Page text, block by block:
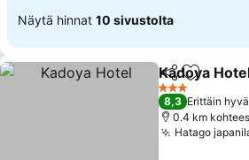
Näytä hinnat 10 sivustolta
Jaa Lisää
Kadoya
3 Tähtiluokitus
8,3 Erittäin hyvä
0.4 km
Hatago